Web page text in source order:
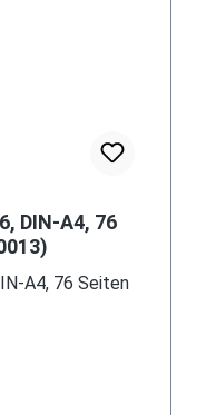
DIN-A4, 76
A4, 76 Seiten